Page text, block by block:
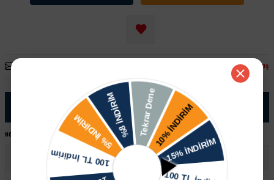
Paylaş
NOT: Ürünü satın almadan önce şase numaranız ile sipariş hattımızdan kontrol ettirmeniz tavsiye edilir.
Volkswagen